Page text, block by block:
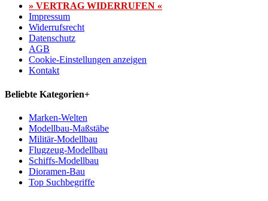
» VERTRAG WIDERRUFEN «
Impressum
Widerrufsrecht
Datenschutz
AGB
Cookie-Einstellungen anzeigen
Kontakt
Beliebte Kategorien+
Marken-Welten
Modellbau-Maßstäbe
Militär-Modellbau
Flugzeug-Modellbau
Schiffs-Modellbau
Dioramen-Bau
Top Suchbegriffe